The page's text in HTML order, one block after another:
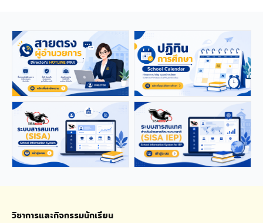
applications from qualified
foreign educators for
teaching positions
covering Kindergarten,
Primary, and High School
levels. Benefits Monthly
Salary: 30,000 – 40,000
THB Housing Allowance:
6,500 THB Full assistance
with Visa and Work Permit
extensions Private Health
Insurance cover
Studies, PE, Arts, or a
วิชาการและกิจกรรมนักเรียน